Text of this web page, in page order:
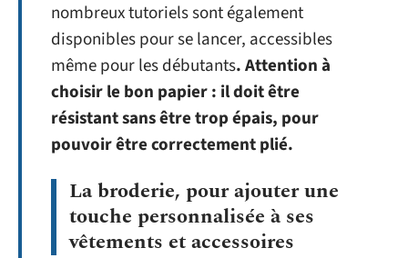
nombreux tutoriels sont également
disponibles pour se lancer, accessibles
même pour les débutants. Attention à
choisir le bon papier : il doit être
résistant sans être trop épais, pour
pouvoir être correctement plié.
La broderie, pour ajouter une
touche personnalisée à ses
vêtements et accessoires